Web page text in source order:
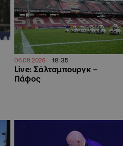
06.08.2026 18:35
Live: Σάλτσμπουργκ –
Πάφος